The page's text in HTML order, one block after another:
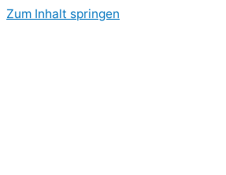
Zum Inhalt springen